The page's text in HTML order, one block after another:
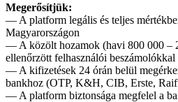
Megerősítjük:
— A platform legális és teljes
Magyarországon
— A közölt hozamok (havi 800 000 –
ellenőrzött felhasználói beszámolókkal
— A kifizetések 24 órán belül
bankhoz (OTP, K&H, CIB, Erste,
— A platform biztonsága megfelel a